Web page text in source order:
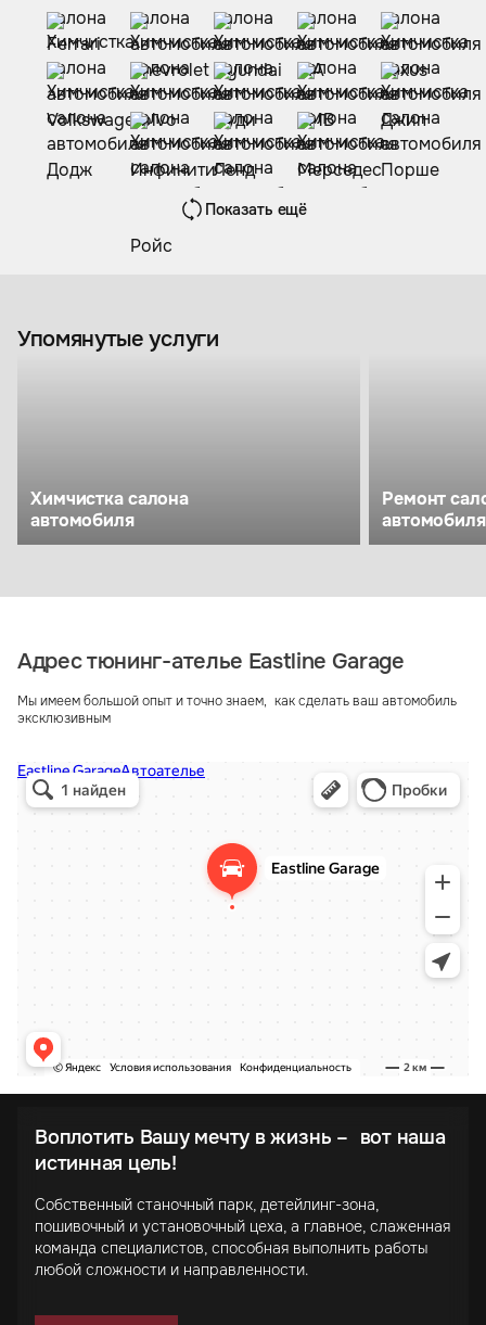
Показать ещё
Упомянутые услуги
Химчистка салона
автомобиля
Ремонт
автомобиля
Адрес тюнинг-ателье Eastline Garage
Мы имеем большой опыт и точно знаем, как сделать ваш автомобиль
эксклюзивным
Воплотить Вашу мечту в жизнь – вот наша
истинная цель!
Собственный станочный парк, детейлинг-зона,
пошивочный и установочный цеха, а главное, слаженная
команда специалистов, способная выполнить работы
любой сложности и направленности.